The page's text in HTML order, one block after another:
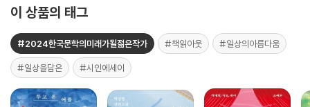
이 상품의 태그
#2024한국문학의미래가될젊은작가 #책읽아웃 #일상의아름다움
#일상을담은 #시인에세이